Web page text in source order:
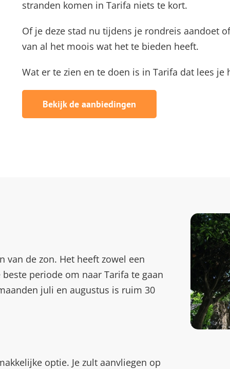
stranden komen in Tarifa niets te kort.
Of je deze stad nu tijdens je rondreis aandoet
van al het moois wat het te bieden heeft.
Wat er te zien en te doen is in Tarifa dat lees je
Bekijk de aanbiedingen
de zon. Het heeft zowel een
periode om naar Tarifa te gaan
juli en augustus is ruim 30
optie. Je zult aanvliegen op